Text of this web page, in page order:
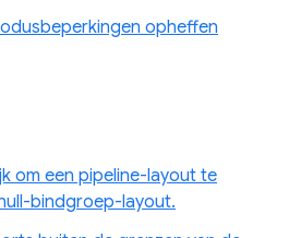
opheffen
om een ​​pipeline-layout te
bindgroep-layout.